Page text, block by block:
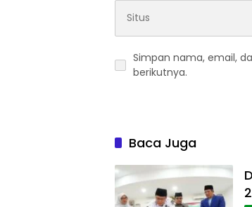
Simpan nama, email,
berikutnya.
Baca Juga